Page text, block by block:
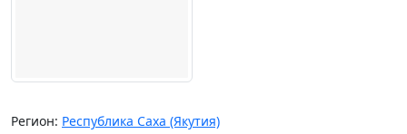
Регион: Республика Саха (Якутия)